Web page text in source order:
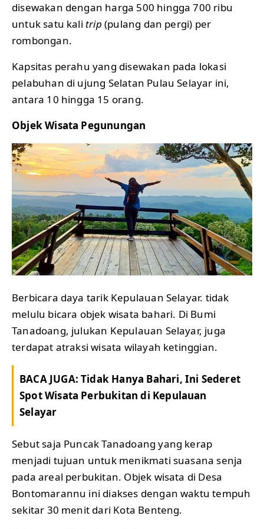
disewakan dengan harga 500 hingga 700 ribu
untuk satu kali trip (pulang dan pergi) per
rombongan.
Kapsitas perahu yang disewakan pada lokasi
pelabuhan di ujung Selatan Pulau Selayar ini,
antara 10 hingga 15 orang.
Objek Wisata Pegunungan
Berbicara daya tarik Kepulauan Selayar. tidak
melulu bicara objek wisata bahari. Di Bumi
Tanadoang, julukan Kepulauan Selayar, juga
terdapat atraksi wisata wilayah ketinggian.
BACA JUGA:Tidak Hanya Bahari, Ini Sederet
Spot Wisata Perbukitan di Kepulauan
Selayar
Sebut saja Puncak Tanadoang yang kerap
menjadi tujuan untuk menikmati suasana senja
pada areal perbukitan. Objek wisata di Desa
Bontomarannu ini diakses dengan waktu tempuh
sekitar 30 menit dari Kota Benteng.